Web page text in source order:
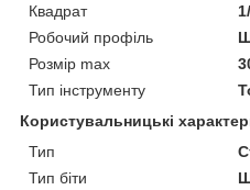
Квадрат
Робочий профіль
Розмір max
Тип інструменту
Користувальницькі
Тип
Тип біти